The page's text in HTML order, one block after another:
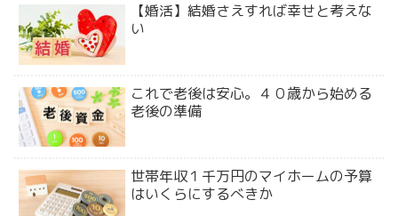
【婚活】結婚さえすれば幸せと考えな
い
これで老後は安心。４０歳から始める
老後の準備
世帯年収１千万円のマイホームの予算
はいくらにするべきか